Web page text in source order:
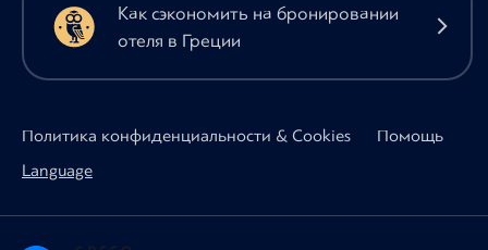
Как сэкономить на бронировании
отеля в Греции
Политика конфиденциальности & Cookies
Помощь
Language